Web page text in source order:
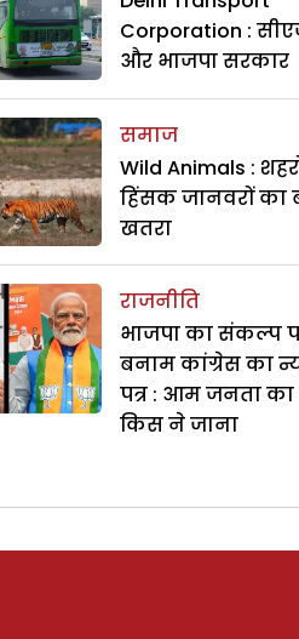
Corporation :
और भाजपा सरकार
समाज
Wild Animals :
हिंसक जानवरों का
खतरा
राजनीति
भाजपा का संकल्प
बनाम कांग्रेस का
पत्र : आम जनता का
किस ने जाना